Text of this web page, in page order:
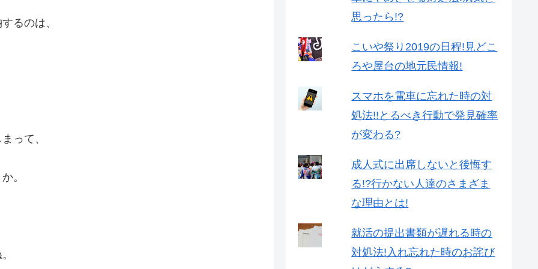
るのは、
って、
。
思ったら!?
こいや祭り2019の日程!見どこ
ろや屋台の地元民情報!
スマホを電車に忘れた時の対
処法!!とるべき行動で発見確率
が変わる?
成人式に出席しないと後悔す
る!?行かない人達のさまざま
な理由とは!
就活の提出書類が遅れる時の
対処法!入れ忘れた時のお詫び